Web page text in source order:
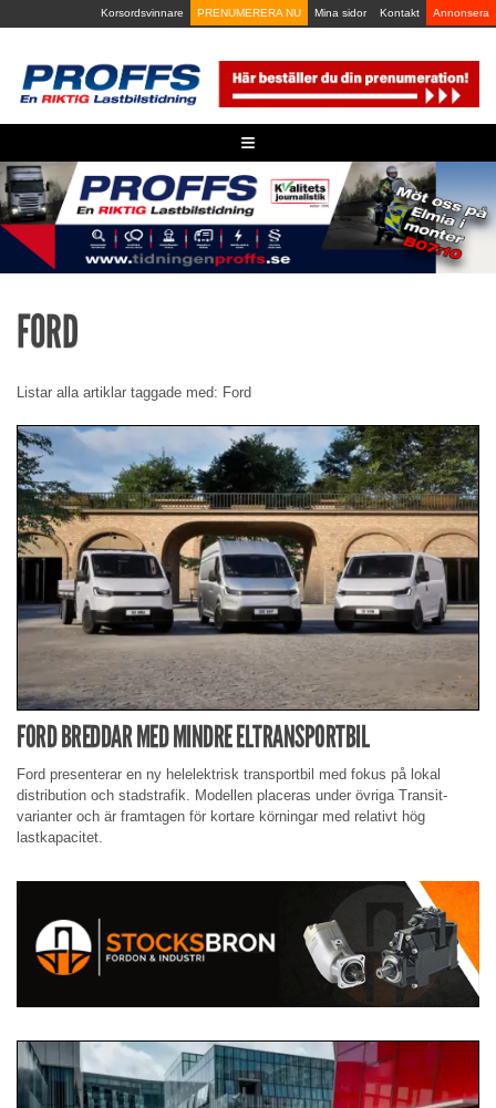
to
Korsordsvinnare PRENUMERERA NU Mina sidor Kontakt Annonsera
≡
FORD
Listar alla artiklar taggade med: Ford
FORD BREDDAR MED MINDRE ELTRANSPORTBIL
Ford presenterar en ny helelektrisk transportbil med fokus på lokal
distribution och stadstrafik. Modellen placeras under övriga Transit-
varianter och är framtagen för kortare körningar med relativt hög
lastkapacitet.